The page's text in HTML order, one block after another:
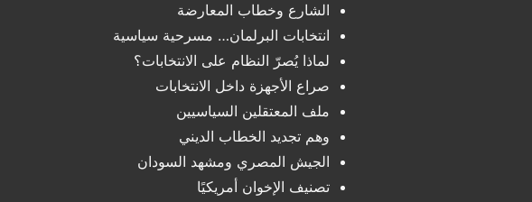
الشارع وخطاب المعارضة
انتخابات البرلمان… مسرحية سياسية
لماذا يُصرّ النظام على الانتخابات؟
صراع الأجهزة داخل الانتخابات
ملف المعتقلين السياسيين
وهم تجديد الخطاب الديني
الجيش المصري ومشهد السودان
تصنيف الإخوان أمريكيًا